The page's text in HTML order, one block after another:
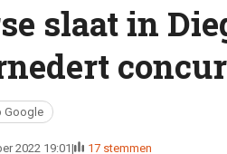
slaat in
Google
2022 19:01 17 stemmen